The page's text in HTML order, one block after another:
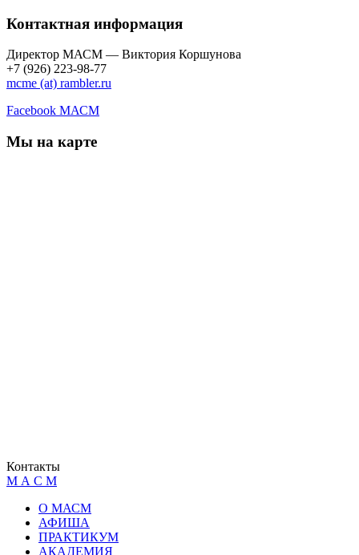
Контактная информация
Директор МАСМ — Виктория Коршунова
+7 (926) 223-98-77
mcme (at) rambler.ru
Facebook МАСМ
Мы на карте
Контакты
М А С М
О МАСМ
АФИША
ПРАКТИКУМ
АКАДЕМИЯ